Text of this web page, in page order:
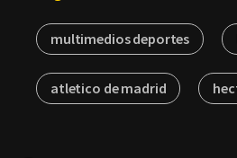
multimedios deportes
atletico de madrid